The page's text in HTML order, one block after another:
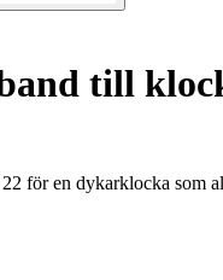
till
för en dykarklocka som